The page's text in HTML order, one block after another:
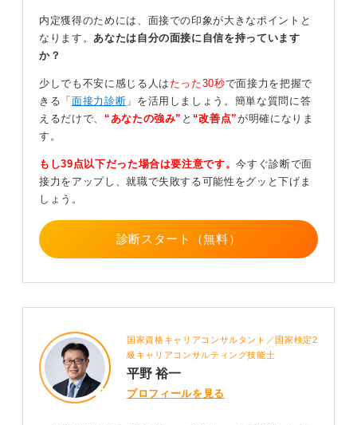
望企業の情報をインプットしたうえで、自身の回答を投
げてマッチしているか、どこを改善すべきかフィードバ
ックをもらうのも有効です。
これまでの支援経験から言うと、何度も面接に落ちてし
まう人の理由としては、やりたいことと企業が求めるこ
とのミスマッチ、シンプルに志望企業のレベルが高いと
いう二点が挙げられます。
新卒の就職活動は、自分で考えて行動する人がほとんど
なので、袋小路に陥りがちです。大学のキャリアセンタ
ーや、外部の就職支援サービスなど、第三者から客観的
なアドバイスをもらうのも良いでしょう。
0
内定獲得のためには、面接での印象が大きなポイントと
なります。 あなたは自分の面接に自信を持っています
か？
少しでも不安に感じる人は たった30秒で面接力を把握で
きる「 面接力診断 」を活用しましょう。簡単な質問に答
えるだけで、 “あなたの強み” と “改善点”が明確になりま
す。
もし39点以下だった場合は要注意です。今すぐ診断で面
接力をアップし、就職で失敗する可能性をグッと下げま
しょう。
診断スタート（無料）
国家資格キャリアコンサルタント／国家検定2
級キャリアコンサルティング技能士
平野 裕一
プロフィールを見る